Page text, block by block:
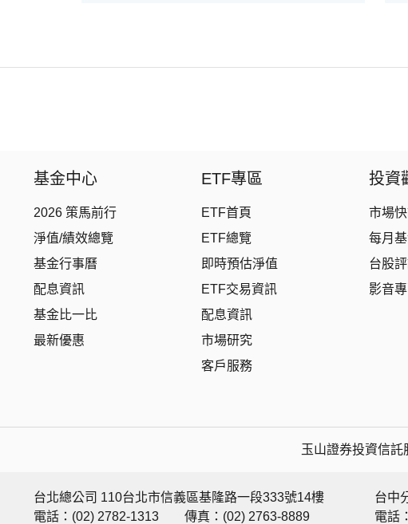
基金中心
2026 策馬前行
淨值/績效總覽
基金行事曆
配息資訊
基金比一比
最新優惠
ETF專區
ETF首頁
ETF總覽
即時預估淨值
ETF交易資訊
配息資訊
市場研究
客戶服務
投資
市場
每月
台股
影音
玉山證券投資信
台北總公司 110台北市信義區基隆路一段333號14樓
電話：(02) 2782-1313
傳真：(02) 2763-8889
台中
電話